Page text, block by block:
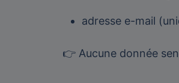
adresse e-mail
👉 Aucune donnée